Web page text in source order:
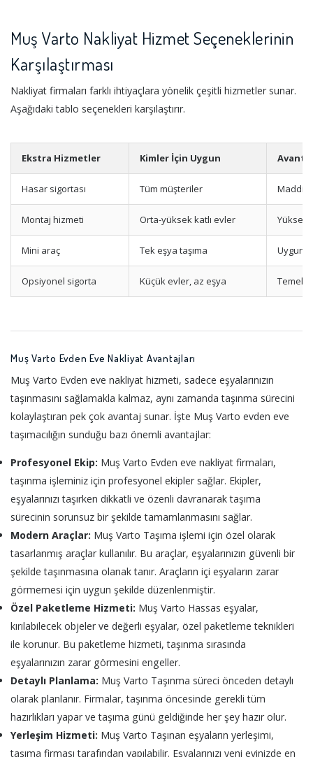
Muş Varto Nakliyat Hizmet Seçeneklerinin
Karşılaştırması
Nakliyat firmaları farklı ihtiyaçlara yönelik çeşitli hizmetler sunar.
Aşağıdaki tablo seçenekleri karşılaştırır.
Ekstra Hizmetler Kimler İçin Uygun Avantaj
Hasar sigortası Tüm müşteriler Maddi
Montaj hizmeti Orta-yüksek katlı evler Yüksek
Mini araç Tek eşya taşıma Uygun
Opsiyonel sigorta Küçük evler, az eşya Temel
Muş Varto Evden Eve Nakliyat Avantajları
Muş Varto Evden eve nakliyat hizmeti, sadece eşyalarınızın
taşınmasını sağlamakla kalmaz, aynı zamanda taşınma sürecini
kolaylaştıran pek çok avantaj sunar. İşte Muş Varto evden eve
taşımacılığın sunduğu bazı önemli avantajlar:
Profesyonel Ekip: Muş Varto Evden eve nakliyat firmaları,
taşınma işleminiz için profesyonel ekipler sağlar. Ekipler,
eşyalarınızı taşırken dikkatli ve özenli davranarak taşıma
sürecinin sorunsuz bir şekilde tamamlanmasını sağlar.
Modern Araçlar: Muş Varto Taşıma işlemi için özel olarak
tasarlanmış araçlar kullanılır. Bu araçlar, eşyalarınızın güvenli bir
şekilde taşınmasına olanak tanır. Araçların içi eşyaların zarar
görmemesi için uygun şekilde düzenlenmiştir.
Özel Paketleme Hizmeti: Muş Varto Hassas eşyalar,
kırılabilecek objeler ve değerli eşyalar, özel paketleme teknikleri
ile korunur. Bu paketleme hizmeti, taşınma sırasında
eşyalarınızın zarar görmesini engeller.
Detaylı Planlama: Muş Varto Taşınma süreci önceden detaylı
olarak planlanır. Firmalar, taşınma öncesinde gerekli tüm
hazırlıkları yapar ve taşıma günü geldiğinde her şey hazır olur.
Yerleşim Hizmeti: Muş Varto Taşınan eşyaların yerleşimi,
taşıma firması tarafından yapılabilir. Eşyalarınızı yeni evinizde en